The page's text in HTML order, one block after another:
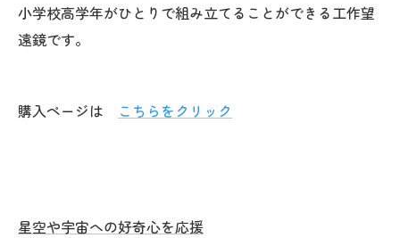
小学校高学年がひとりで組み立てることができる工作望
遠鏡です。
購入ページは こちらをクリック
星空や宇宙への好奇心を応援